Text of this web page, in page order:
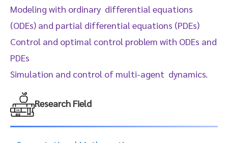
Modeling with ordinary differential equations
(ODEs) and partial differential equations (PDEs)
Control and optimal control problem with ODEs and
PDEs
Simulation and control of multi-agent dynamics.
Research Field